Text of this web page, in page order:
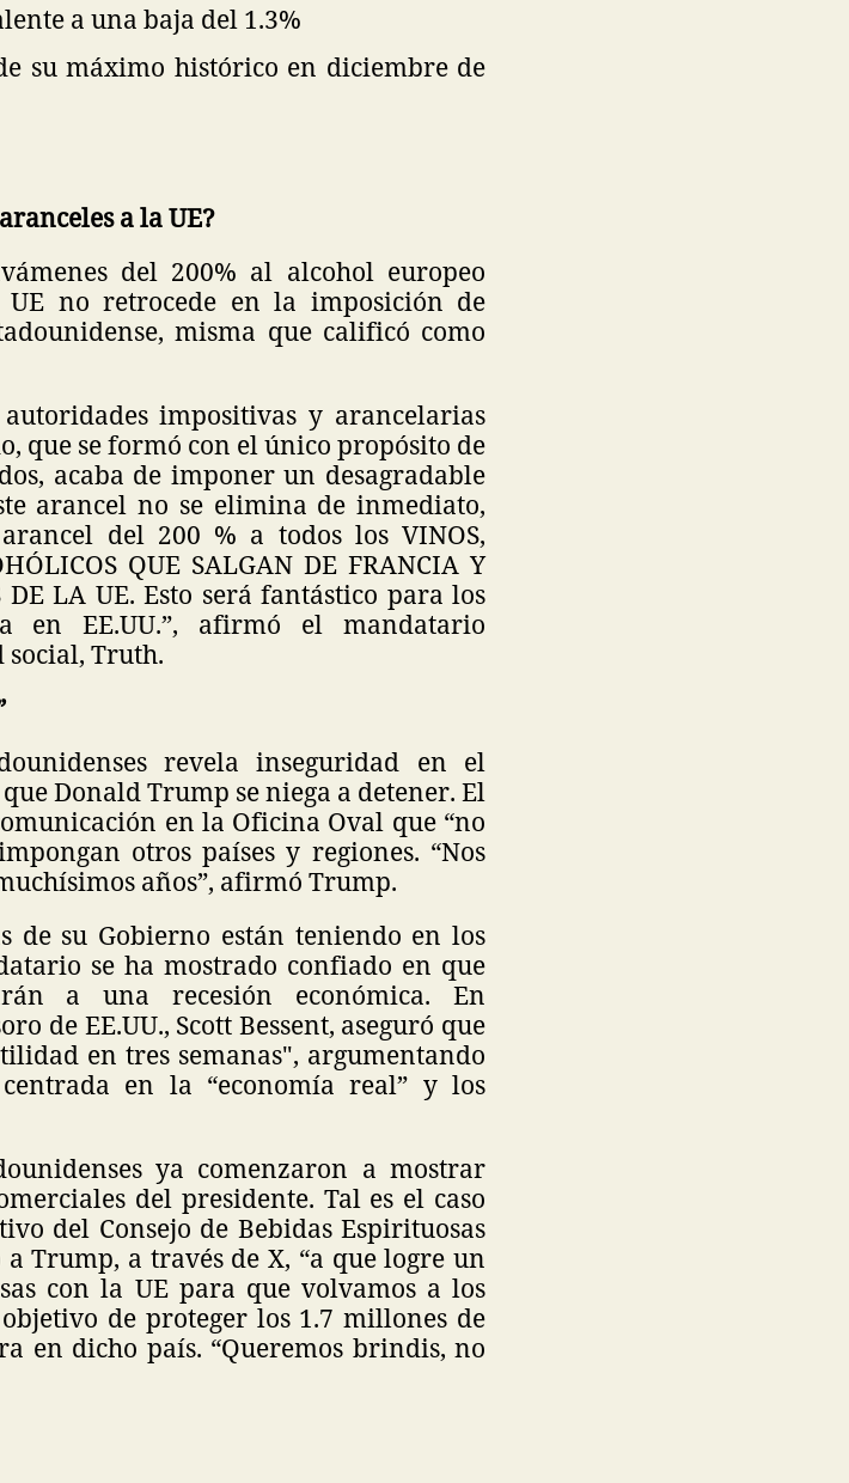
a una baja del 1.3%
su máximo histórico en diciembre de
a la UE?
del 200% al alcohol europeo
no retrocede en la imposición de
misma que calificó como
impositivas y arancelarias
que se formó con el único propósito de
acaba de imponer un desagradable
arancel no se elimina de inmediato,
del 200 % a todos los VINOS,
QUE SALGAN DE FRANCIA Y
DE LA UE. Esto será fantástico para los
en EE.UU.”, afirmó el mandatario
social, Truth.
revela inseguridad en el
Donald Trump se niega a detener. El
en la Oficina Oval que “no
otros países y regiones. “Nos
años”, afirmó Trump.
de su Gobierno están teniendo en los
se ha mostrado confiado en que
a una recesión económica. En
de EE.UU., Scott Bessent, aseguró que
en tres semanas", argumentando
en la “economía real” y los
ya comenzaron a mostrar
del presidente. Tal es el caso
del Consejo de Bebidas Espirituosas
Trump, a través de X, “a que logre un
con la UE para que volvamos a los
de proteger los 1.7 millones de
en dicho país. “Queremos brindis, no